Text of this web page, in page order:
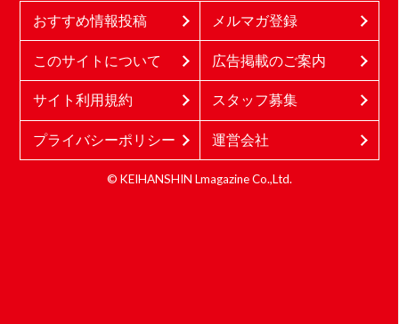
おすすめ情報投稿 メルマガ登録
このサイトについて 広告掲載のご案内
サイト利用規約 スタッフ募集
プライバシーポリシー 運営会社
© KEIHANSHIN Lmagazine Co.,Ltd.